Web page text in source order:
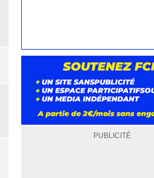
PUBLICITÉ